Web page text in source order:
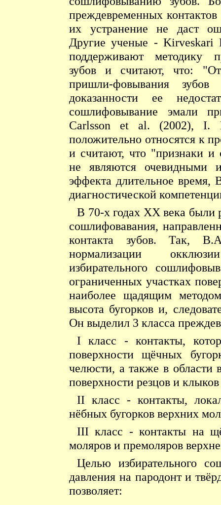
преждевременных
их устранение не даст
Другие ученые - Kirveskari
поддерживают методику
зубов и считают, что:
пришли-фовывания
доказанности ее
сошлифовывание эмали
Carlsson et al. (2002), I.
положительно относятся к
и считают, что "признаки
не являются очевидными
эффекта длительное время,
диагностической
В 70-х годах XX века были
сошлифовавания,
контакта зубов. Так,
нормализации
избирательного
ограниченных участках
наиболее щадящим
высота бугорков и,
Он выделил 3 класса
I класс - контакты,
поверхности щёчных
челюсти, а также в области
поверхности резцов и
II класс - контакты,
нёбных бугорков верхних
III класс - контакты на
моляров и премоляров
Целью избирательного
давления на пародонт и
позволяет: